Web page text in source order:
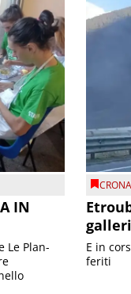
IN
Le Plan-
E in
feriti